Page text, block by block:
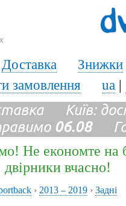
Доставка
Знижки
замовлення ua |
Київ:
06.08
Не економте на
двірники вчасно!
› 2013 – 2019 › Задні